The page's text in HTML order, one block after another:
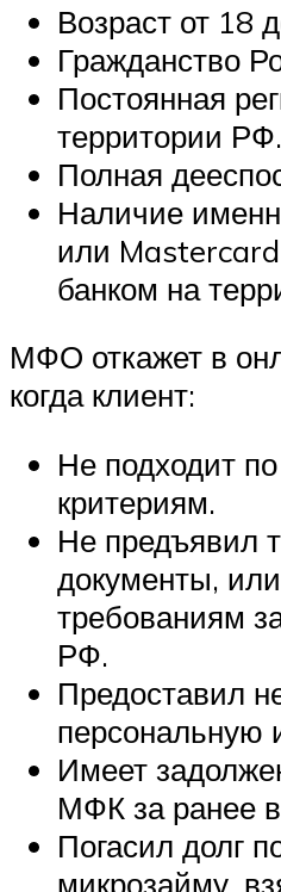
Возраст от 18
Гражданство
Постоянная
территории РФ.
Полная
Наличие
или
банком на
МФО откажет в
когда клиент:
Не подходит
критериям.
Не предъявил
документы,
требованиям
РФ.
Предоставил
Имеет
МФК за ранее
Погасил долг
микрозайму,